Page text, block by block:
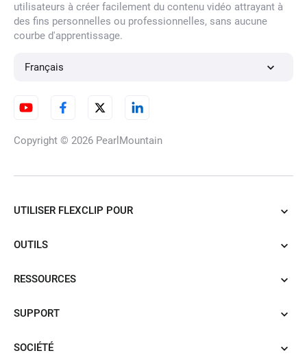
utilisateurs à créer facilement du contenu vidéo attrayant à
des fins personnelles ou professionnelles, sans aucune
courbe d'apprentissage.
Français
Copyright © 2026 PearlMountain
UTILISER FLEXCLIP POUR
OUTILS
RESSOURCES
SUPPORT
SOCIÉTÉ